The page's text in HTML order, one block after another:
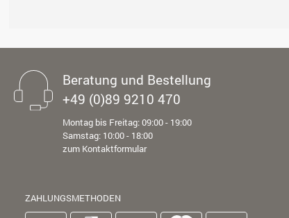
Beratung und Bestellung
+49 (0)89 9210 470
Montag bis Freitag: 09:00 - 19:00
Samstag: 10:00 - 18:00
zum Kontaktformular
ZAHLUNGSMETHODEN